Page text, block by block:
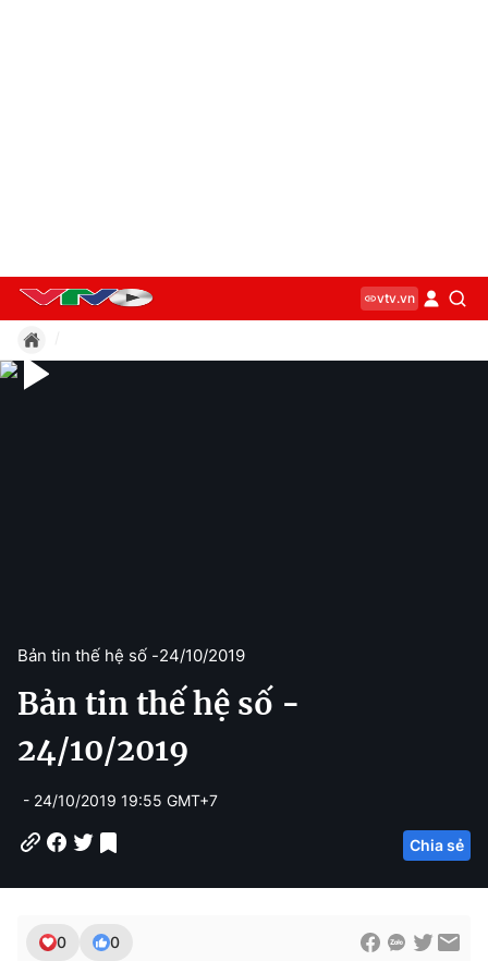
vtv.vn
Bản tin thế hệ số -24/10/2019
Bản tin thế hệ số -
24/10/2019
- 24/10/2019 19:55 GMT+7
Chia sẻ
0 0